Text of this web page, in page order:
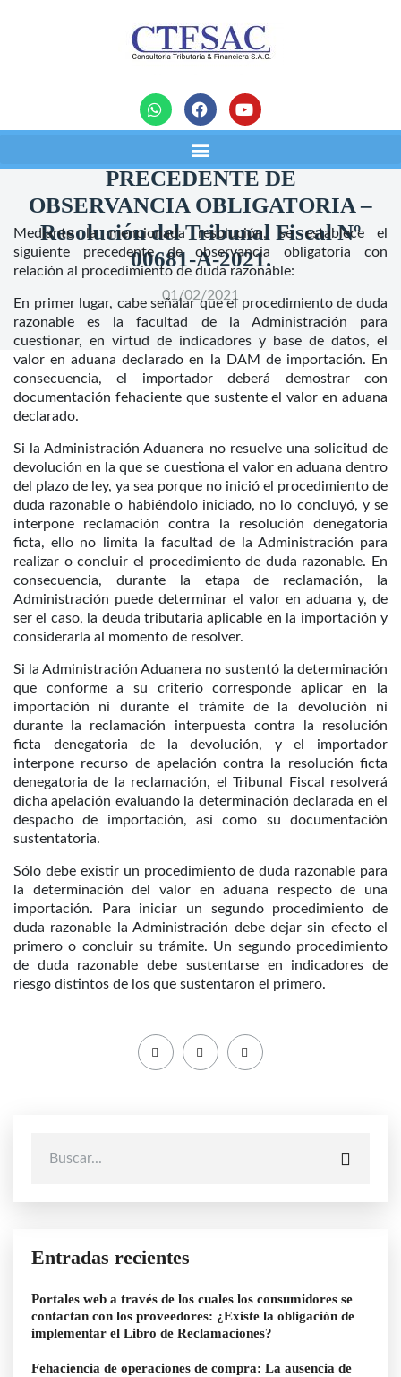
noticias
PRECEDENTE DE
OBSERVANCIA OBLIGATORIA –
Resolución del Tribunal Fiscal Nº
00681-A-2021.
01/02/2021
Mediante la mencionada resolución, se establece el
siguiente precedente de observancia obligatoria con
relación al procedimiento de duda razonable:
En primer lugar, cabe señalar que el procedimiento de duda
razonable es la facultad de la Administración para
cuestionar, en virtud de indicadores y base de datos, el
valor en aduana declarado en la DAM de importación. En
consecuencia, el importador deberá demostrar con
documentación fehaciente que sustente el valor en aduana
declarado.
Si la Administración Aduanera no resuelve una solicitud de
devolución en la que se cuestiona el valor en aduana dentro
del plazo de ley, ya sea porque no inició el procedimiento de
duda razonable o habiéndolo iniciado, no lo concluyó, y se
interpone reclamación contra la resolución denegatoria
ficta, ello no limita la facultad de la Administración para
realizar o concluir el procedimiento de duda razonable. En
consecuencia, durante la etapa de reclamación, la
Administración puede determinar el valor en aduana y, de
ser el caso, la deuda tributaria aplicable en la importación y
considerarla al momento de resolver.
Si la Administración Aduanera no sustentó la determinación
que conforme a su criterio corresponde aplicar en la
importación ni durante el trámite de la devolución ni
durante la reclamación interpuesta contra la resolución
ficta denegatoria de la devolución, y el importador
interpone recurso de apelación contra la resolución ficta
denegatoria de la reclamación, el Tribunal Fiscal resolverá
dicha apelación evaluando la determinación declarada en el
despacho de importación, así como su documentación
sustentatoria.
Sólo debe existir un procedimiento de duda razonable para
la determinación del valor en aduana respecto de una
importación. Para iniciar un segundo procedimiento de
duda razonable la Administración debe dejar sin efecto el
primero o concluir su trámite. Un segundo procedimiento
de duda razonable debe sustentarse en indicadores de
riesgo distintos de los que sustentaron el primero.
Entradas recientes
Portales web a través de los cuales los consumidores se
contactan con los proveedores: ¿Existe la obligación de
implementar el Libro de Reclamaciones?
Fehaciencia de operaciones de compra: La ausencia de